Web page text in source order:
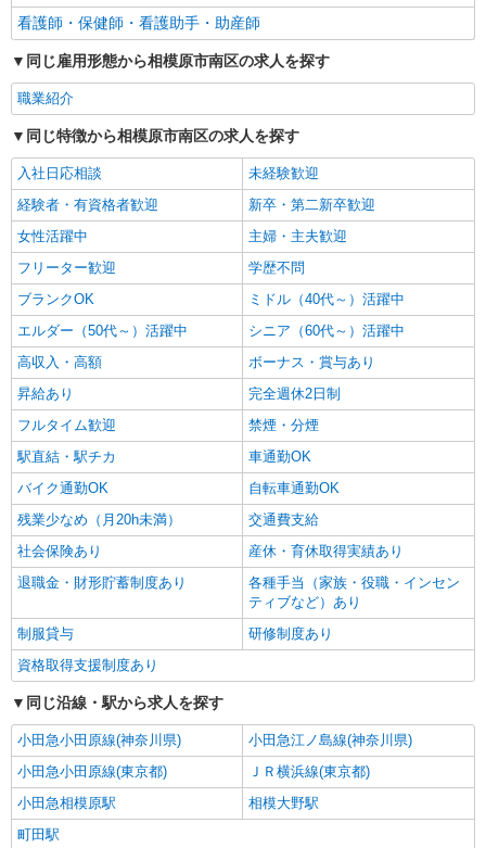
看護師・保健師・看護助手・助産師
同じ雇用形態から相模原市南区の求人を探す
職業紹介
同じ特徴から相模原市南区の求人を探す
入社日応相談
未経験歓迎
経験者・有資格者歓迎
新卒・第二新卒歓迎
女性活躍中
主婦・主夫歓迎
フリーター歓迎
学歴不問
ブランクOK
ミドル（40代～）活躍中
エルダー（50代～）活躍中
シニア（60代～）活躍中
高収入・高額
ボーナス・賞与あり
昇給あり
完全週休2日制
フルタイム歓迎
禁煙・分煙
駅直結・駅チカ
車通勤OK
バイク通勤OK
自転車通勤OK
残業少なめ（月20h未満）
交通費支給
社会保険あり
産休・育休取得実績あり
退職金・財形貯蓄制度あり
各種手当（家族・役職・インセン
ティブなど）あり
制服貸与
研修制度あり
資格取得支援制度あり
同じ沿線・駅から求人を探す
小田急小田原線(神奈川県)
小田急江ノ島線(神奈川県)
小田急小田原線(東京都)
ＪＲ横浜線(東京都)
小田急相模原駅
相模大野駅
町田駅